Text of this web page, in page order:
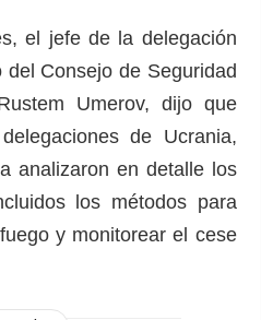
el jefe de la delegación
Consejo de Seguridad
Umerov, dijo que
de Ucrania,
analizaron en detalle los
los métodos para
y monitorear el cese